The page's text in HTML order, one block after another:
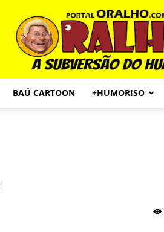
BAÚ CARTOON +HUMORISO